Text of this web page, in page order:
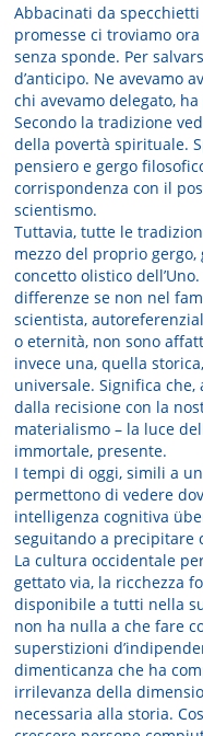
Abbacinati da
promesse ci troviamo
senza sponde. Per
d’anticipo. Ne avevamo
chi avevamo delegato,
Secondo la tradizione
della povertà spirituale.
pensiero e gergo
corrispondenza con il
scientismo.
Tuttavia, tutte le
mezzo del proprio
concetto olistico
differenze se non nel
scientista,
o eternità, non sono
invece una, quella
universale. Significa
dalla recisione con la
materialismo – la luce
immortale, presente.
I tempi di oggi, simili a
permettono di vedere
intelligenza cognitiva
seguitando a precipitare
La cultura occidentale
gettato via, la ricchezza
disponibile a tutti nella
non ha nulla a che fare
superstizioni
dimenticanza che ha
irrilevanza della
necessaria alla storia.